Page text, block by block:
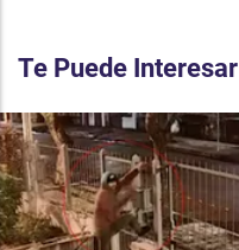
Te Puede Interesar